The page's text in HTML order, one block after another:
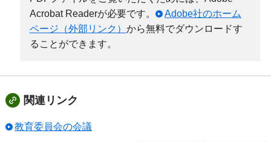
Acrobat Readerが必要です。
Adobe社のホーム
ページ（外部リンク） から無料でダウンロードす
ることができます。
関連リンク
教育委員会の会議